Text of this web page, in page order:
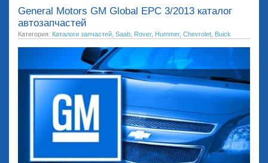
General Motors GM Global EPC 3/2013 каталог
автозапчастей
Категория: Каталоги запчастей Saab Rover, Hummer, Chevrolet Buick